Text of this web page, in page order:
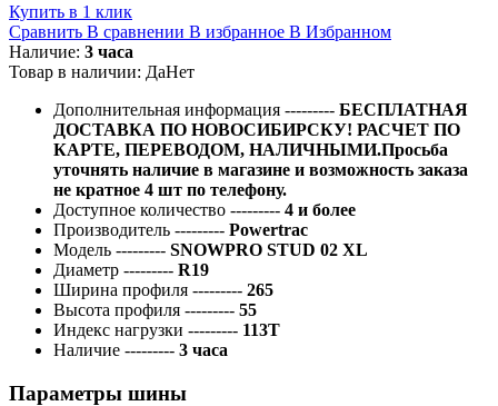
Купить в 1 клик
Сравнить В сравнении В избранное В Избранном
Наличие: 3 часа
Товар в наличии: ДаНет
Дополнительная информация --------- БЕСПЛАТНАЯ
ДОСТАВКА ПО НОВОСИБИРСКУ! РАСЧЕТ ПО
КАРТЕ, ПЕРЕВОДОМ, НАЛИЧНЫМИ.Просьба
уточнять наличие в магазине и возможность заказа
не кратное 4 шт по телефону.
Доступное количество --------- 4 и более
Производитель --------- Powertrac
Модель --------- SNOWPRO STUD 02 XL
Диаметр --------- R19
Ширина профиля --------- 265
Высота профиля --------- 55
Индекс нагрузки --------- 113T
Наличие --------- 3 часа
Параметры шины